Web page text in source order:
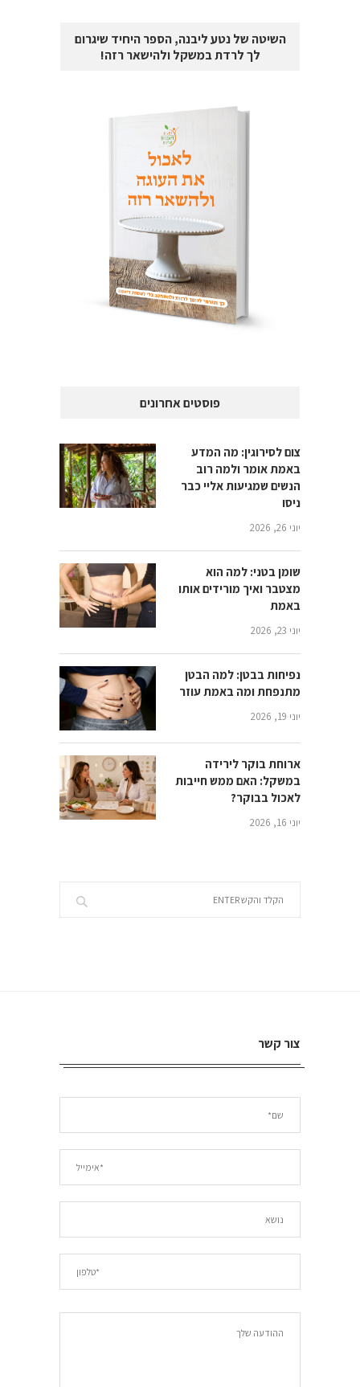
השיטה של נטע ליבנה, הספר היחיד שיגרום
לך לרדת במשקל ולהישאר רזה!
פוסטים אחרונים
צום לסירוגין: מה המדע
באמת אומר ולמה רוב
הנשים שמגיעות אליי כבר
ניסו
יוני 26, 2026
שומן בטני: למה הוא
מצטבר ואיך מורידים אותו
באמת
יוני 23, 2026
נפיחות בבטן: למה הבטן
מתנפחת ומה באמת עוזר
יוני 19, 2026
ארוחת בוקר לירידה
במשקל: האם ממש חייבות
לאכול בבוקר?
יוני 16, 2026
צור קשר